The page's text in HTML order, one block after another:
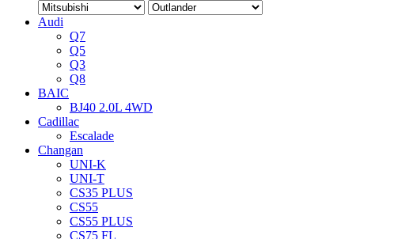
Audi
Q7
Q5
Q3
Q8
BAIC
BJ40 2.0L 4WD
Cadillac
Escalade
Changan
UNI-K
UNI-T
CS35 PLUS
CS55
CS55 PLUS
CS75 FL